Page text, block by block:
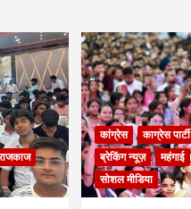
कांग्रेस काग्रेस पार्टी
ब्रेकिंग न्यूज़
महंगाई
सोशल मीडिया